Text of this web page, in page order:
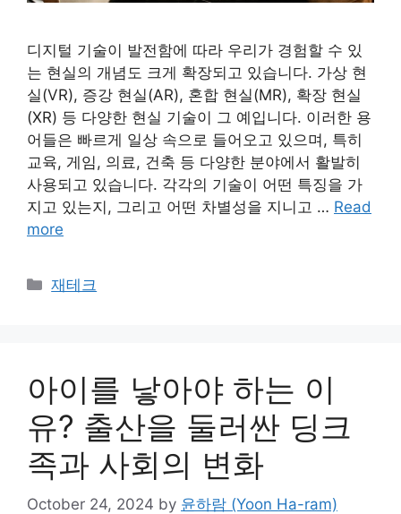
디지털 기술이 발전함에 따라 우리가 경험할 수 있
는 현실의 개념도 크게 확장되고 있습니다. 가상 현
실(VR), 증강 현실(AR), 혼합 현실(MR), 확장 현실
(XR) 등 다양한 현실 기술이 그 예입니다. 이러한 용
어들은 빠르게 일상 속으로 들어오고 있으며, 특히
교육, 게임, 의료, 건축 등 다양한 분야에서 활발히
사용되고 있습니다. 각각의 기술이 어떤 특징을 가
지고 있는지, 그리고 어떤 차별성을 지니고 … Read
more
Categories
재테크
아이를 낳아야 하는 이
유? 출산을 둘러싼 딩크
족과 사회의 변화
October 24, 2024 by 윤하람 (Yoon Ha-ram)